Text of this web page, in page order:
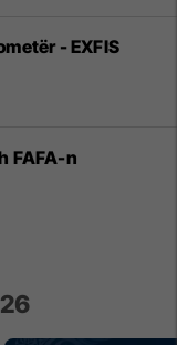
- EXFIS
FAFA-n